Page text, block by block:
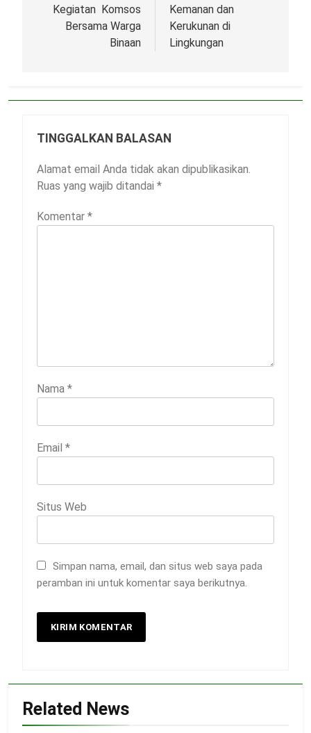
Kegiatan Komsos
Bersama Warga
Binaan
Kemanan dan
Kerukunan di
Lingkungan
TINGGALKAN BALASAN
Alamat email Anda tidak akan dipublikasikan.
Ruas yang wajib ditandai *
Komentar *
Nama *
Email *
Situs Web
Simpan nama, email, dan situs web saya pada
peramban ini untuk komentar saya berikutnya.
Related News